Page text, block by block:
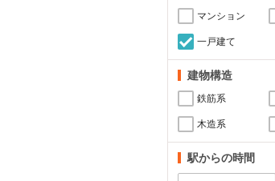
マンション
一戸建て
建物構造
鉄筋系
木造系
駅からの時間